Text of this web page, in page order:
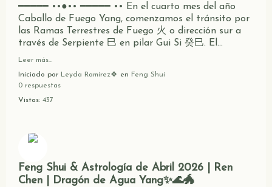
━━━━━ ••●•• ━━━━━ •• En el cuarto mes del año
Caballo de Fuego Yang, comenzamos el tránsito por
las Ramas Terrestres de Fuego 火 o dirección sur a
través de Serpiente 巳 en pilar Gui Si 癸巳. El…
Leer más…
Iniciado por Leyda Ramirez🍀 en Feng Shui
0 respuestas
Vistas: 437
Feng Shui & Astrología de Abril 2026 | Ren
Chen | Dragón de Agua Yang✨🌊🐲